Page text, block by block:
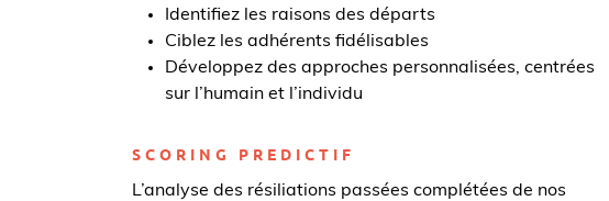
Identifiez les raisons des départs
Ciblez les adhérents fidélisables
Développez des approches personnalisées, centrées
sur l’humain et l’individu
SCORING PREDICTIF
L’analyse des résiliations passées complétées de nos